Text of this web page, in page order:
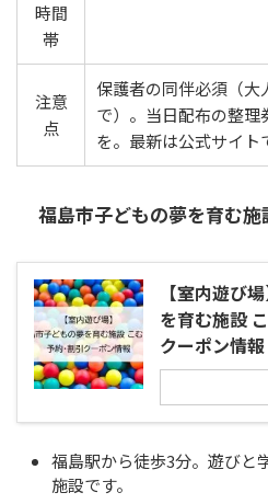
時間
帯
注意
点
保護者の同伴必須（大
で）。当日配布の整
を。最新は公式サイト
福島市子どもの夢を育む施
【室内遊び
を育む施設
クーポン情報
福島駅から徒歩3分。遊びと
施設です。